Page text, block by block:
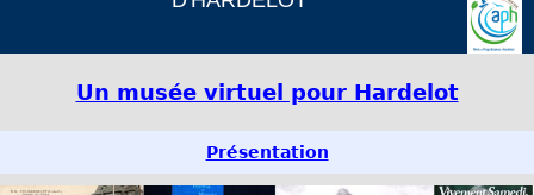
Un musée virtuel pour Hardelot
Présentation